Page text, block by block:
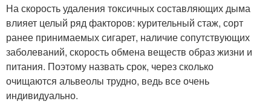
На скорость удаления токсичных составляющих дыма
влияет целый ряд факторов: курительный стаж, сорт
ранее принимаемых сигарет, наличие сопутствующих
заболеваний, скорость обмена веществ образ жизни и
питания. Поэтому назвать срок, через сколько
очищаются альвеолы трудно, ведь все очень
индивидуально.